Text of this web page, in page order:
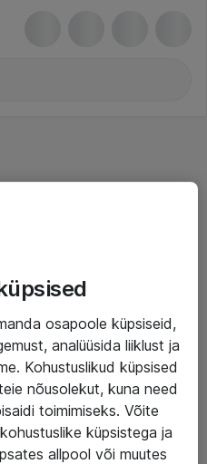
osapoole küpsiseid,
analüüsida liiklust ja
Kohustuslikud küpsised
nõusolekut, kuna need
toimimiseks. Võite
küpsistega ja
allpool või muutes